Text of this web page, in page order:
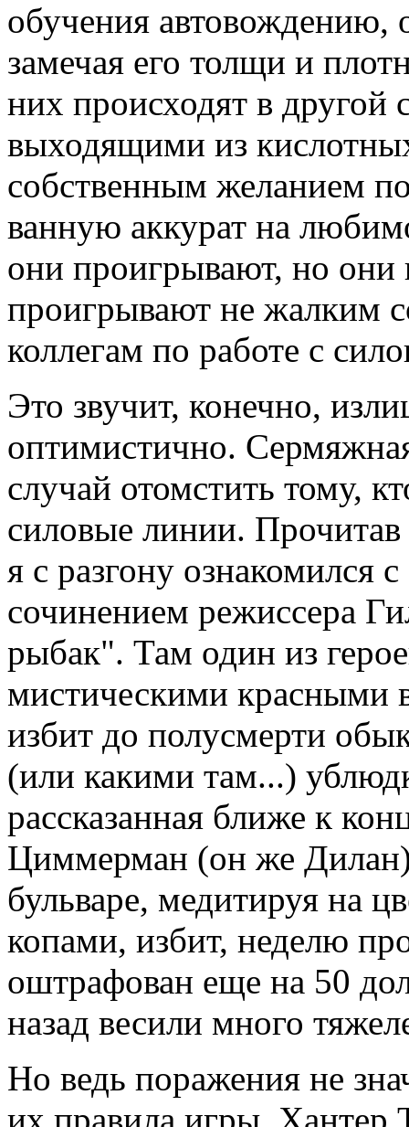
обучения автовождению,
замечая его толщи и
них происходят в другой
выходящими из
собственным желанием
ванную аккурат на
они проигрывают, но они
проигрывают не жалким
коллегам по работе с
Это звучит, конечно,
оптимистично.
случай отомстить тому,
силовые линии.
я с разгону
сочинением режиссера
рыбак". Там один из
мистическими красными
избит до полусмерти
(или какими там...)
рассказанная ближе к
Циммерман (он же Дилан)
бульваре, медитируя на
копами, избит, неделю
оштрафован еще на 50
назад весили много
Но ведь поражения не